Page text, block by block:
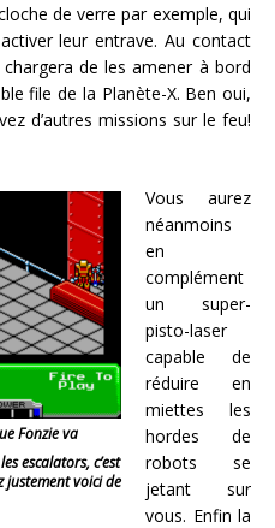
de verre par exemple, qui
leur entrave. Au contact
de les amener à bord
file de la Planète-X. Ben oui,
d’autres missions sur le feu!
Fonzie va
escalators, c’est
justement voici de
Vous aurez
néanmoins
en
complément
un super-
pisto-laser
capable de
réduire en
miettes les
hordes de
robots se
jetant sur
vous. Enfin la